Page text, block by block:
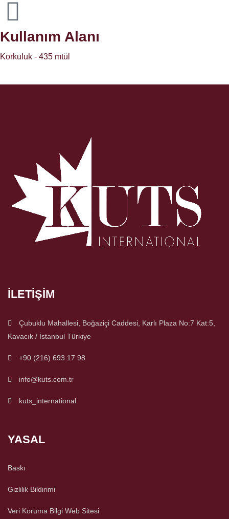
Kullanım Alanı
Korkuluk - 435 mtül
İLETIŞIM
Çubuklu Mahallesi, Boğaziçi Caddesi, Karlı Plaza No:7 Kat:5,
Kavacık / İstanbul Türkiye
+90 (216) 693 17 98
info@kuts.com.tr
kuts_international
YASAL
Baskı
Gizlilik Bildirimi
Veri Koruma Bilgi Web Sitesi